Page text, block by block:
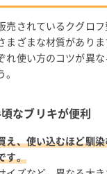
売されているクグロ
ざまな材質がありま
れ使い方のコツが異
なブリキが便利
え、使い込むほど馴
す。